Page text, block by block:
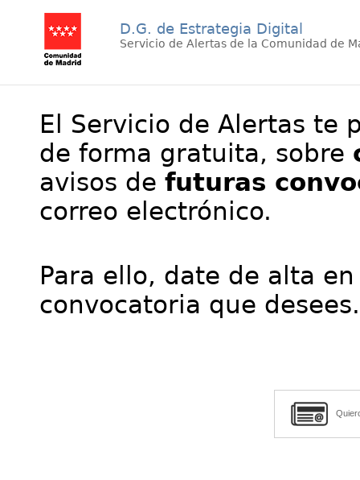
D.G. de Estrategia Digital
Servicio de Alertas de la Comunidad de
El Servicio de Alertas te
de forma gratuita, sobre
avisos de futuras
correo electrónico.
Para ello, date de alta
convocatoria que desees.